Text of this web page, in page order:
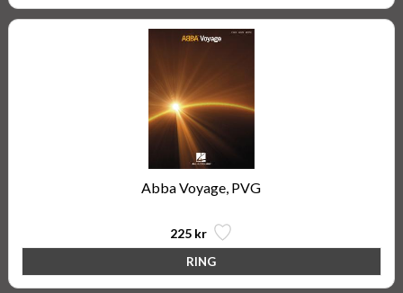
Abba Voyage, PVG
225 kr